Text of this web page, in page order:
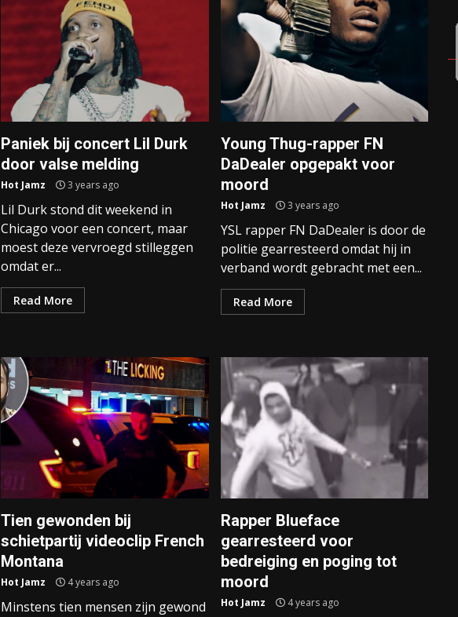
Paniek bij concert Lil Durk
door valse melding
Hot Jamz 3 years ago
Lil Durk stond dit weekend in
Chicago voor een concert, maar
moest deze vervroegd stilleggen
omdat er...
Read More
Young Thug-rapper FN
DaDealer opgepakt voor
moord
Hot Jamz 3 years ago
YSL rapper FN DaDealer is door de
politie gearresteerd omdat hij in
verband wordt gebracht met een...
Read More
Tien gewonden bij
schietpartij videoclip French
Montana
Hot Jamz 4 years ago
Minstens tien mensen zijn gewond
Rapper Blueface
gearresteerd voor
bedreiging en poging tot
moord
Hot Jamz 4 years ago